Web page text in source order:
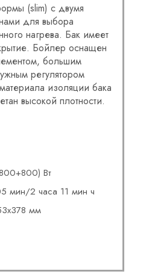
(slim) с двумя
для выбора
нагрева. Бак имеет
Бойлер оснащен
большим
регулятором
изоляции бака
высокой плотности.
Вт
мин/2 часа 11 мин ч
мм